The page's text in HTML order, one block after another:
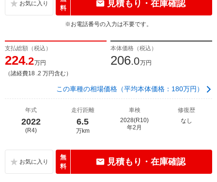
料
見積もり・在庫確認
※お電話番号の入力は不要です。
支払総額（税込）
224.2万円
（諸経費18 .2 万円含む）
本体価格（税込）
206.0万円
この車種の相場価格（平均本体価格：180万円）
年式
2022
(R4)
走行距離
6.5
万km
車検
2028(R10)
年2月
修復歴
なし
無
料
見積もり・在庫確認